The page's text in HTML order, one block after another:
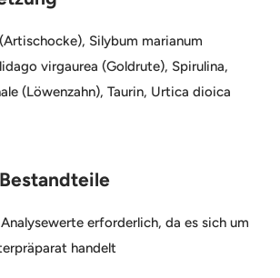
Silybum marianum
virgaurea (Goldrute), Spirulina,
(Löwenzahn), Taurin, Urtica dioica
erforderlich, da es sich um
handelt